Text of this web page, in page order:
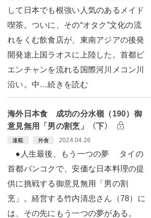
して日本でも根強い人気のあるメイド
喫茶。ついに、その“オタク”文化の流
れをくむ飲食店が、東南アジアの後発
開発途上国ラオスに上陸した。首都ビ
エンチャンを流れる国際河川メコン川
沿い。中…続きを読む
海外日本食 成功の分水嶺（190）御
意見無用「男の割烹」〈下〉
連載 外食 2024.04.26
●人生最後、もう一つの夢 タイの
首都バンコクで、安価な日本料理の提
供に挑戦する御意見無用「男の割
烹」。経営する竹内清忠さん（78）に
は、その先にもう一つの夢がある。